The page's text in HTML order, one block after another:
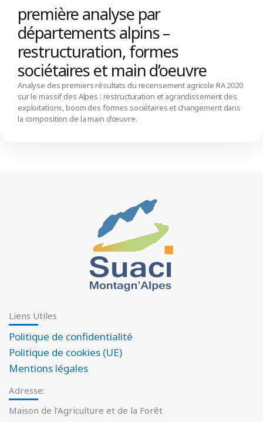
première analyse par
départements alpins –
restructuration, formes
sociétaires et main d’oeuvre
Analyse des premiers résultats du recensement agricole RA 2020
sur le massif des Alpes : restructuration et agrandissement des
exploitations, boom des formes sociétaires et changement dans
la composition de la main d'œuvre.
Liens Utiles
Politique de confidentialité
Politique de cookies (UE)
Mentions légales
Adresse:
Maison de l’Agriculture et de la Forêt